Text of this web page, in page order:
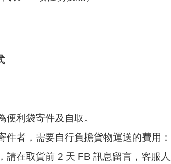
便利袋寄件及自取。
件者，需要自行負擔貨物運送的費用
請在取貨前 2 天 FB 訊息留言，客服人